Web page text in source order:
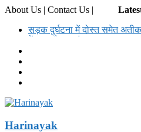
About Us | Contact Us |
सड़क दुर्घटना में दोस्त समेत
Harinayak